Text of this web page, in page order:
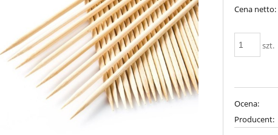
Cena netto:
szt.
Ocena:
Producent: